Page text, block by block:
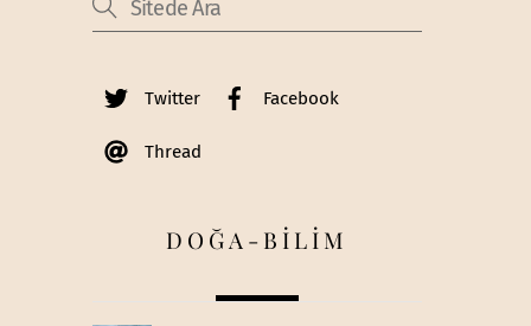
Twitter Facebook
Thread
DOĞA-BİLİM